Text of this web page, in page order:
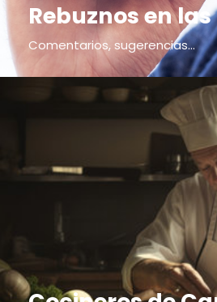
Rebuznos en
Comentarios, sugerencias...